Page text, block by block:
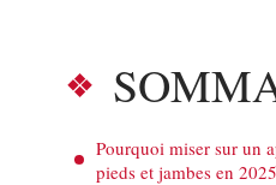
Pourquoi miser sur un
pieds et jambes en